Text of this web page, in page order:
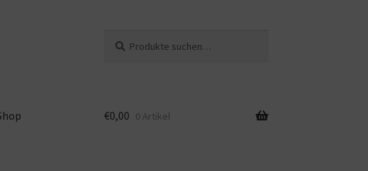
nach:
€0,00 0 Artikel